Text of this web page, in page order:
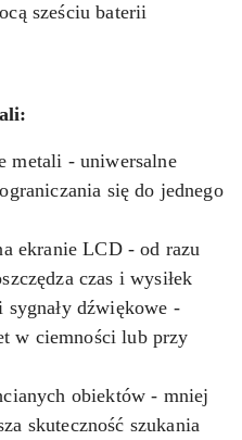
sześciu baterii
metali - uniwersalne
się do jednego
ekranie LCD - od razu
czas i wysiłek
dźwiękowe -
w ciemności lub przy
obiektów - mniej
skuteczność szukania